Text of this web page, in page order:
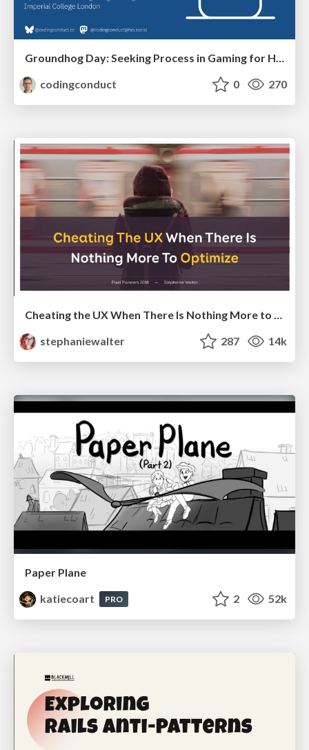
Groundhog Day: Seeking Process in Gaming for Health
codingconduct
0 270
Cheating the UX When There Is Nothing More to Optimize - PixelPioneers
stephaniewalter
287 14k
Paper Plane
katiecoart
PRO 2 52k